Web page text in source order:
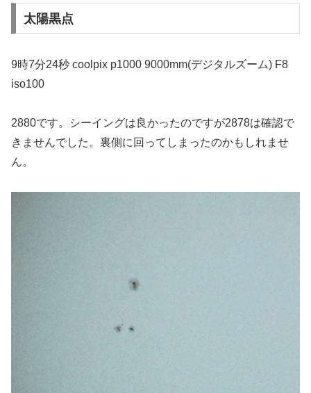
太陽黒点
9時7分24秒 coolpix p1000 9000mm(デジタルズーム) F8
iso100
2880です。シーイングは良かったのですが2878は確認で
きませんでした。裏側に回ってしまったのかもしれませ
ん。